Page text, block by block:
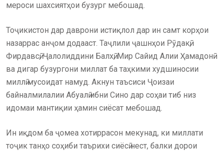
мероси шахсиятҳои бузург мебошад.
Тоҷикистон дар даврони истиқлол дар ин самт корҳои
назаррас анҷом додааст. Таҷлили ҷашнҳои Рӯдакӣ,
Фирдавсӣ, Ҷалолиддини Балхӣ, Мир Сайид Алии Ҳамадонӣ
ва дигар бузургони миллат ба таҳкими худшиносии
миллӣ мусоидат намуд. Акнун таъсиси Ҷоизаи
байналмилалии Абуалӣ ибни Сино дар соҳаи тиб низ
идомаи мантиқии ҳамин сиёсат мебошад.
Ин иқдом ба ҷомеа хотиррасон мекунад, ки миллати
тоҷик танҳо соҳиби таърихи сиёсӣ нест, балки дорои